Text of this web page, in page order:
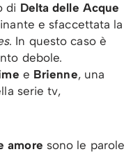
di Delta delle Acque
e sfaccettata la
. In questo caso è
debole.
e Brienne, una
serie tv,
amore sono le parole